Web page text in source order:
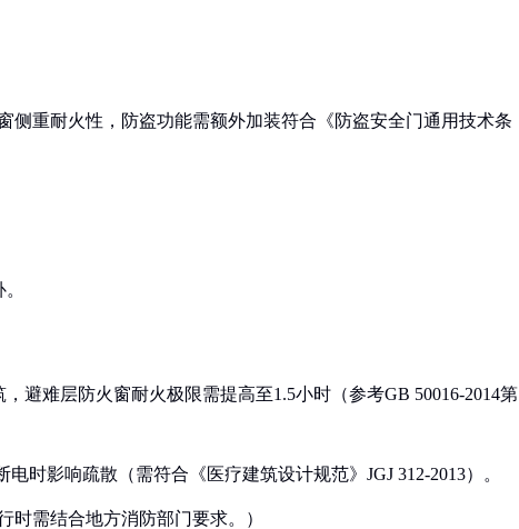
侧重耐火性，防盗功能需额外加装符合《防盗安全门通用技术条
避难层防火窗耐火极限需提高至1.5小时（参考GB 50016-2014第
时影响疏散（需符合《医疗建筑设计规范》JGJ 312-2013）。
时需结合地方消防部门要求。）